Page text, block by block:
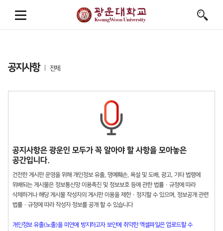
공지사항 전체
공지사항은 광운인 모두가 꼭 알아야 할 사항을 모아놓은
공간입니다.
건전한 게시판 운영을 위해 개인정보 유출, 명예훼손, 욕설 및 도배, 광고, 기타 법령에
위배되는 게시물은 정보통신망 이용촉진 및 정보보호 등에 관한 법률 · 규정에 따라
삭제하거나 해당 게시물 작성자의 게시판 이용을 제한 · 정지할 수 있으며, 정보공개 관련
법률 · 규정에 따라 작성자 정보를 공개 할 수 있습니다
개인정보 유출(노출)을 미연에 방지하고자 보안에 취약한 엑셀파일은 업로드할 수